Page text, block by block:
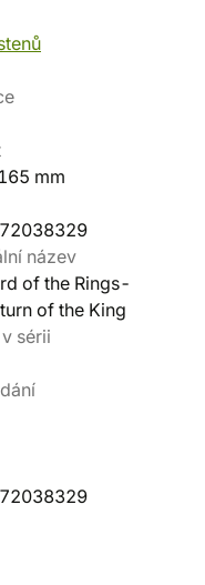
mm
název
of the Rings-
of the King
sérii